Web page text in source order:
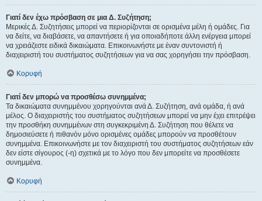
Γιατί δεν έχω πρόσβαση σε μια Δ. Συζήτηση;
Μερικές Δ. Συζητήσεις μπορεί να περιορίζονται σε ορισμένα μέλη ή ομάδες. Για
να δείτε, να διαβάσετε, να απαντήσετε ή για οποιαδήποτε άλλη ενέργεια μπορεί
να χρειάζεστε ειδικά δικαιώματα. Επικοινωνήστε με έναν συντονιστή ή
διαχειριστή του συστήματος συζητήσεων για να σας χορηγήσει την πρόσβαση.
Κορυφή
Γιατί δεν μπορώ να προσθέσω συνημμένα;
Τα δικαιώματα συνημμένου χορηγούνται ανά Δ. Συζήτηση, ανά ομάδα, ή ανά
μέλος. Ο διαχειριστής του συστήματος συζητήσεων μπορεί να μην έχει επιτρέψει
την προσθήκη συνημμένων στη συγκεκριμένη Δ. Συζήτηση που θέλετε να
δημοσιεύσετε ή πιθανόν μόνο ορισμένες ομάδες μπορούν να προσθέτουν
συνημμένα. Επικοινωνήστε με τον διαχειριστή του συστήματος συζητήσεων εάν
δεν είστε σίγουρος (-η) σχετικά με το λόγο που δεν μπορείτε να προσθέσετε
συνημμένα.
Κορυφή